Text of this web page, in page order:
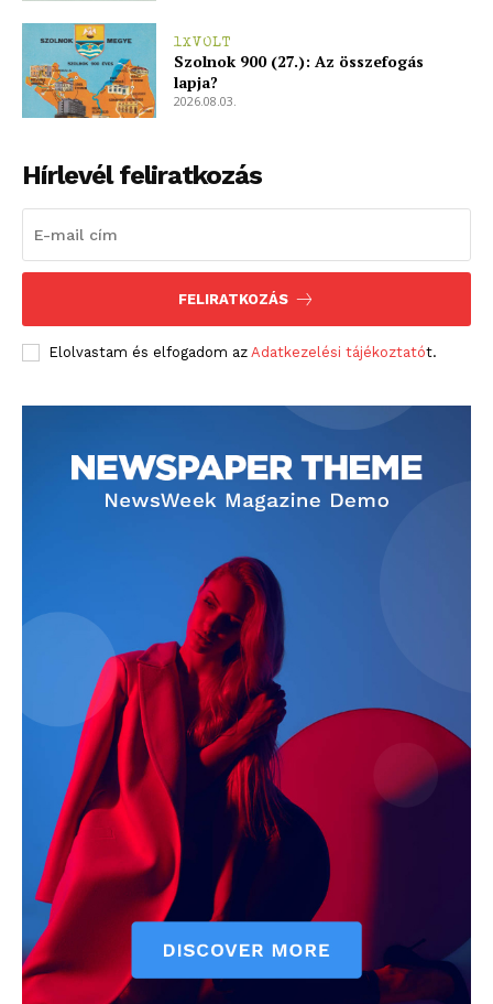
1XVOLT
Szolnok 900 (27.): Az összefogás
lapja?
2026.08.03.
Hírlevél feliratkozás
FELIRATKOZÁS
Elolvastam és elfogadom az Adatkezelési tájékoztatót.